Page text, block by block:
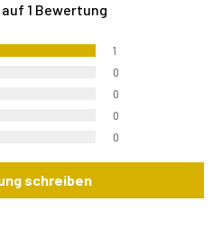
1 Bewertung
1
0
0
0
0
schreiben